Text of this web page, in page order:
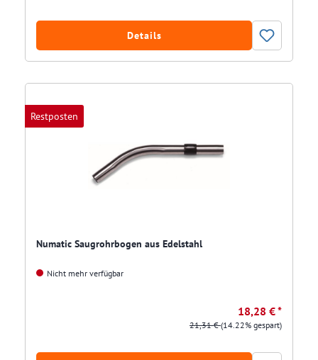
Details
Restposten
Numatic Saugrohrbogen aus Edelstahl
Nicht mehr verfügbar
18,28 € *
21,31 €(14.22% gespart)